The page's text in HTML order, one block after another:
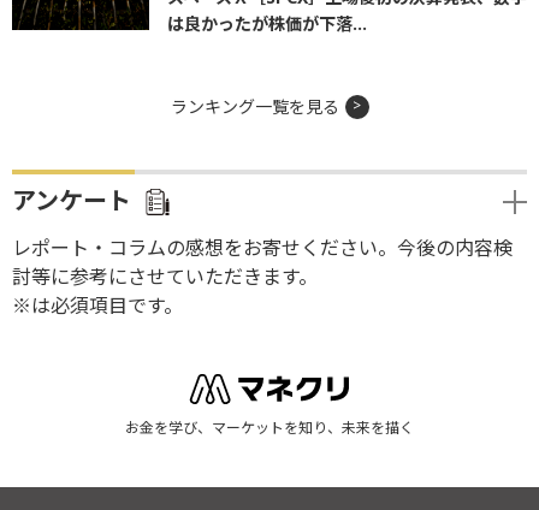
は良かったが株価が下落...
ランキング一覧を見る
アンケート
レポート・コラムの感想をお寄せください。今後の内容検
討等に参考にさせていただきます。
※は必須項目です。
お金を学び、マーケットを知り、未来を描く